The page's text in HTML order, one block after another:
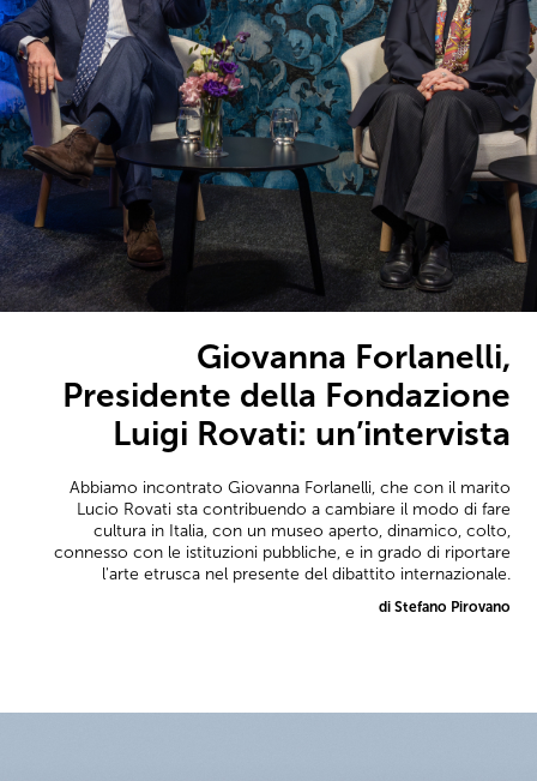
Giovanna Forlanelli,
Presidente della Fondazione
Luigi Rovati: un’intervista
Abbiamo incontrato Giovanna Forlanelli, che con il marito
Lucio Rovati sta contribuendo a cambiare il modo di fare
cultura in Italia, con un museo aperto, dinamico, colto,
connesso con le istituzioni pubbliche, e in grado di riportare
l'arte etrusca nel presente del dibattito internazionale.
di Stefano Pirovano